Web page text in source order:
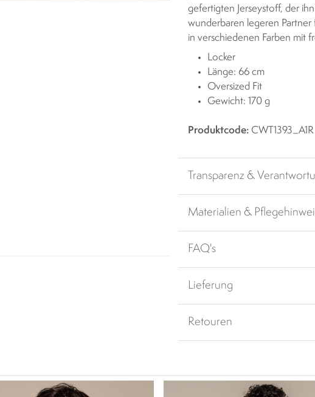
gefertigten Jerseystoff, der
wunderbaren legeren Partner
in verschiedenen Farben mit
Locker
Länge: 66 cm
Oversized Fit
Gewicht: 170 g
Produktcode: CWT1393_A1R
Transparenz &
Materialien &
FAQ's
Lieferung
Retouren